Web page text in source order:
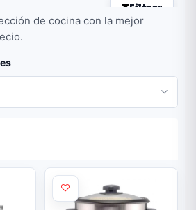
Filtrar
de cocina con la mejor